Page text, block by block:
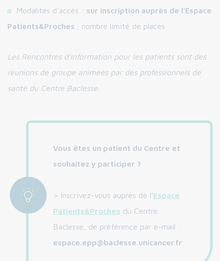
Modalités d’accès : sur inscription auprès de l’Espace
Patients&Proches ; nombre limité de places
Les Rencontres d’information pour les patients sont des
réunions de groupe animées par des professionnels de
santé du Centre Baclesse.
Vous êtes un patient du Centre et
souhaitez y participer ?
> Inscrivez-vous auprès de l’Espace
Patients&Proches du Centre
Baclesse, de préférence par e-mail :
espace.epp@baclesse.unicancer.fr